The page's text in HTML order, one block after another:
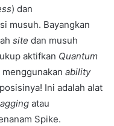
) dan
musuh. Bayangkan
site dan musuh
aktifkan Quantum
ability
Ini adalah alat
atau
Spike.